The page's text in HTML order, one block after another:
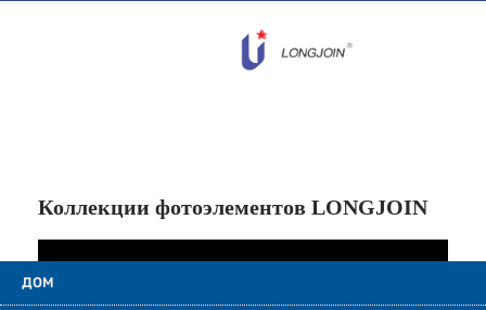
ДОМ
Коллекции фотоэлементов LONGJOIN